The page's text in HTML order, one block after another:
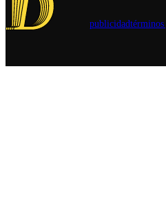
asume su
corona.
publicidad